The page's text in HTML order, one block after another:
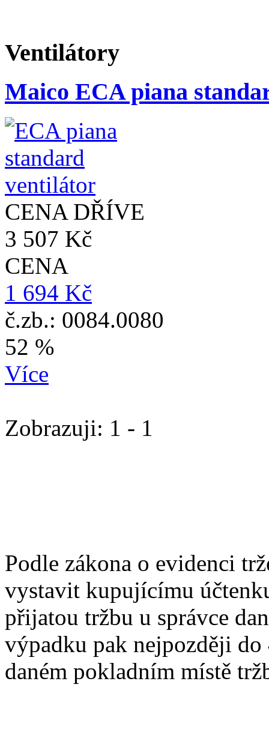
Ventilátory
Maico ECA piana
CENA DŘÍVE
3 507 Kč
CENA
1 694 Kč
č.zb.: 0084.0080
52 %
Více
Zobrazuji: 1 - 1
Podle zákona o evidenci
vystavit kupujícímu
přijatou tržbu u správce
výpadku pak nejpozději
daném pokladním místě